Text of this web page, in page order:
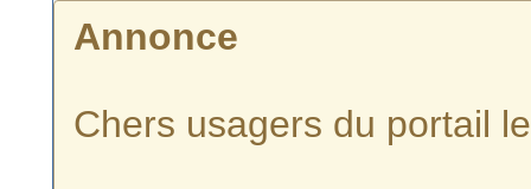
Annonce
Chers usagers du portail